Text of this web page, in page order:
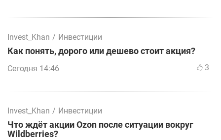
Invest_Khan / Инвестиции
Как понять, дорого или дешево стоит акция?
Сегодня 14:46 3
Invest_Khan / Инвестиции
Что ждёт акции Ozon после ситуации вокруг
Wildberries?